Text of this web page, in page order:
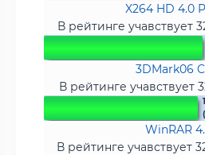
X264 HD 4.0
В рейтинге учавствует
3DMark06
В рейтинге учавствует
WinRAR
В рейтинге учавствует